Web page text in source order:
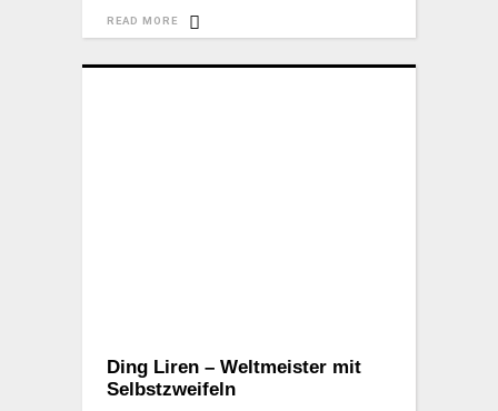
READ MORE
Ding Liren – Weltmeister mit
Selbstzweifeln